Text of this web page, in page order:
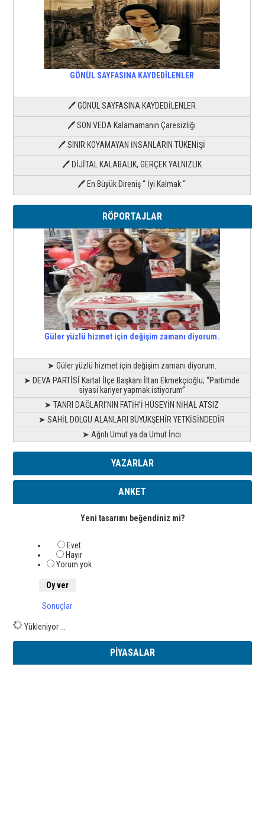
GÖNÜL SAYFASINA KAYDEDİLENLER
🖊 GÖNÜL SAYFASINA KAYDEDİLENLER
🖊 SON VEDA Kalamamanın Çaresizliği
🖊 SINIR KOYAMAYAN İNSANLARIN TÜKENİŞİ
🖊 DİJİTAL KALABALIK, GERÇEK YALNIZLIK
🖊 En Büyük Direniş “ İyi Kalmak “
RÖPORTAJLAR
Güler yüzlü hizmet için değişim zamanı diyorum.
➤ Güler yüzlü hizmet için değişim zamanı diyorum.
➤ DEVA PARTİSİ Kartal İlçe Başkanı İltan Ekmekçioğlu; “Partimde
siyasi kariyer yapmak istiyorum”
➤ TANRI DAĞLARI’NIN FATİH’İ HÜSEYİN NİHAL ATSIZ
➤ SAHİL DOLGU ALANLARI BÜYÜKŞEHİR YETKİSİNDEDİR
➤ Ağrılı Umut ya da Umut İnci
YAZARLAR
ANKET
Yeni tasarımı beğendiniz mi?
Evet
Hayır
Yorum yok
Sonuçlar
Yükleniyor ...
PİYASALAR